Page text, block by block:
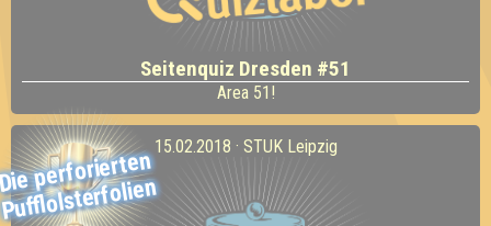
Seitenquiz Dresden #51
Area 51!
perforierten
Pufflolsterfolien
15.02.2018 · STUK Leipzig